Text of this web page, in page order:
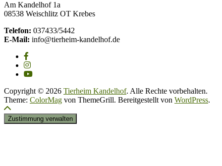
Am Kandelhof 1a
08538 Weischlitz OT Krebes
Telefon: 037433/5442
E-Mail: info@tierheim-kandelhof.de
Copyright © 2026 Tierheim Kandelhof. Alle Rechte vorbehalten.
Theme: ColorMag von ThemeGrill. Bereitgestellt von WordPress.
Zustimmung verwalten